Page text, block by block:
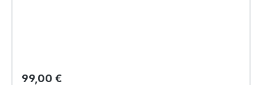
Regulärer Preis:
99,00 €